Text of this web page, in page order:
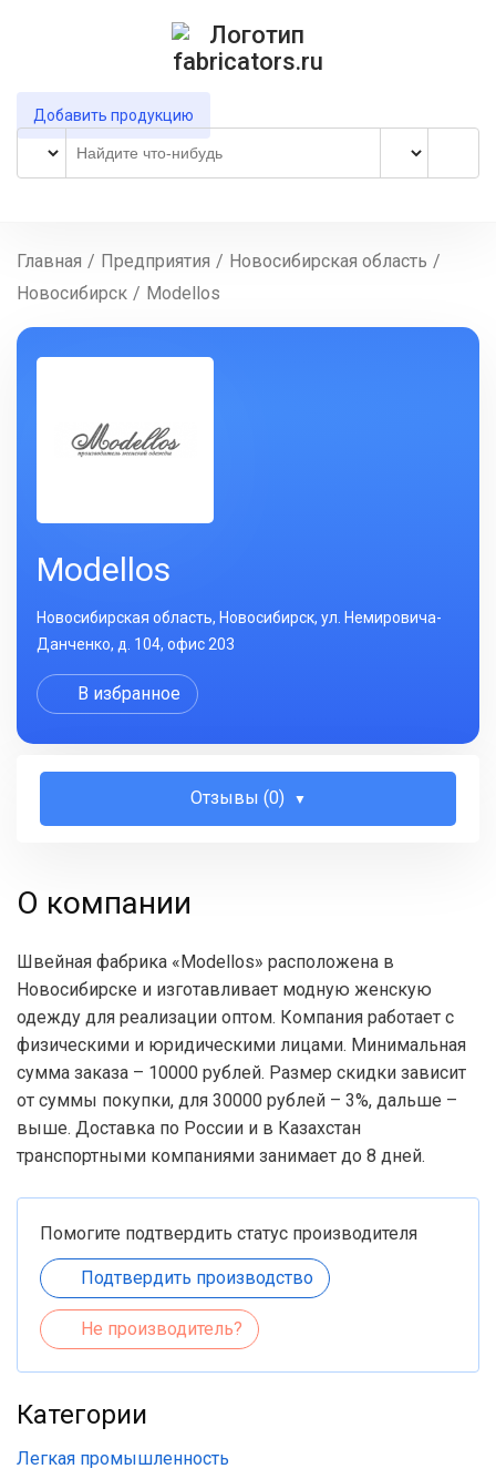
Добавить продукцию
Главная / Предприятия / Новосибирская область /
Новосибирск / Modellos
Modellos
Новосибирская область, Новосибирск, ул. Немировича-
Данченко, д. 104, офис 203
В избранное
Отзывы (0)
О компании
Швейная фабрика «Modellos» расположена в
Новосибирске и изготавливает модную женскую
одежду для реализации оптом. Компания работает с
физическими и юридическими лицами. Минимальная
сумма заказа – 10000 рублей. Размер скидки зависит
от суммы покупки, для 30000 рублей – 3%, дальше –
выше. Доставка по России и в Казахстан
транспортными компаниями занимает до 8 дней.
Помогите подтвердить статус производителя
Подтвердить производство
Не производитель?
Категории
Легкая промышленность